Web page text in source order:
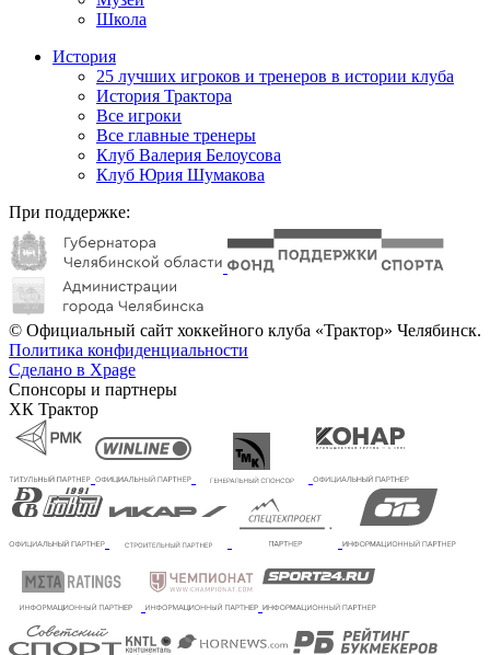
Школа
История
25 лучших игроков и тренеров в истории клуба
История Трактора
Все игроки
Все главные тренеры
Клуб Валерия Белоусова
Клуб Юрия Шумакова
При поддержке:
© Официальный сайт хоккейного клуба «Трактор» Челябинск.
Политика конфиденциальности
Сделано в Xpage
Спонсоры и партнеры
ХК Трактор